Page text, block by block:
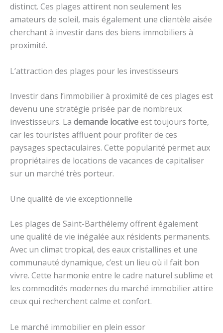
distinct. Ces plages attirent non seulement les
amateurs de soleil, mais également une clientèle aisée
cherchant à investir dans des biens immobiliers à
proximité.
L’attraction des plages pour les investisseurs
Investir dans l’immobilier à proximité de ces plages est
devenu une stratégie prisée par de nombreux
investisseurs. La demande locativeest toujours forte,
car les touristes affluent pour profiter de ces
paysages spectaculaires. Cette popularité permet aux
propriétaires de locations de vacances de capitaliser
sur un marché très porteur.
Une qualité de vie exceptionnelle
Les plages de Saint-Barthélemy offrent également
une qualité de vie inégalée aux résidents permanents.
Avec un climat tropical, des eaux cristallines et une
communauté dynamique, c’est un lieu où il fait bon
vivre. Cette harmonie entre le cadre naturel sublime et
les commodités modernes du marché immobilier attire
ceux qui recherchent calme et confort.
Le marché immobilier en plein essor